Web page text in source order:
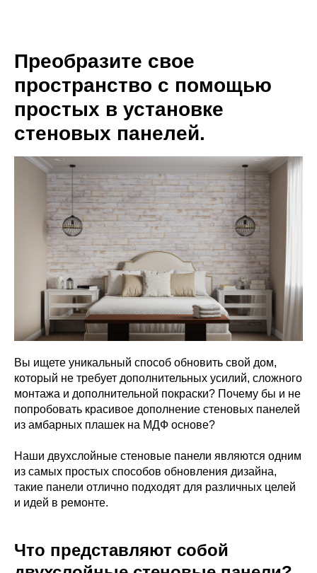
Преобразите свое
пространство с помощью
простых в установке
стеновых панелей.
Вы ищете уникальный способ обновить свой дом,
который не требует дополнительных усилий, сложного
монтажа и дополнительной покраски? Почему бы и не
попробовать красивое дополнение стеновых панелей
из амбарных плашек на МДФ основе?
Наши двухслойные стеновые панели являются одним
из самых простых способов обновления дизайна,
такие панели отлично подходят для различных целей
и идей в ремонте.
Что представляют собой